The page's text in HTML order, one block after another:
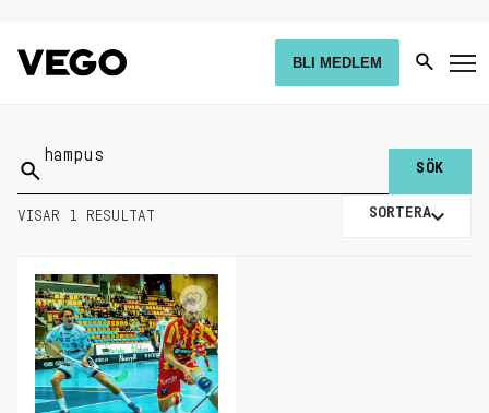
BLI MEDLEM
Sök
på:
VISAR 1 RESULTAT SORTERA